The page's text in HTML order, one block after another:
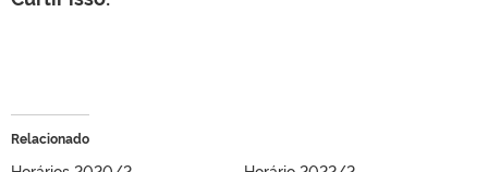
Relacionado